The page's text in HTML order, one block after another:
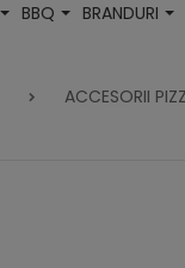
BBQ BRANDURI
ACCESORII